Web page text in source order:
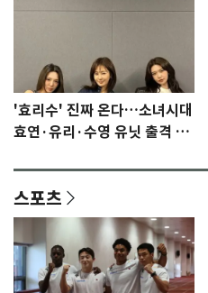
'효리수' 진짜 온다…소녀시대
효연·유리·수영 유닛 출격 [N
스포츠